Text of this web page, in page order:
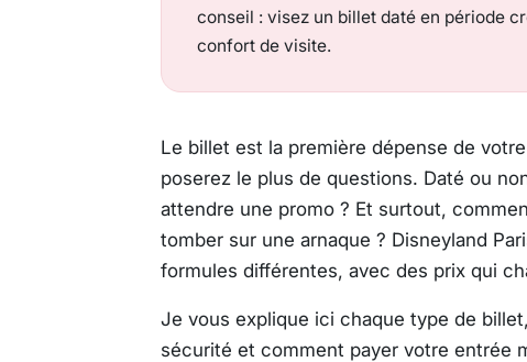
conseil : visez un billet daté en période
confort de visite.
Le billet est la première dépense de
poserez le plus de questions. Daté ou
attendre une promo ? Et surtout,
tomber sur une arnaque ? Disneyland
formules différentes, avec des prix qui
Je vous explique ici chaque type de
sécurité et comment payer votre entrée